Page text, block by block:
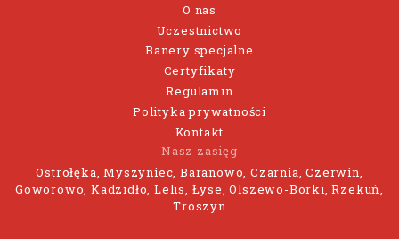
O nas
Uczestnictwo
Banery specjalne
Certyfikaty
Regulamin
Polityka prywatności
Kontakt
Nasz zasięg
Ostrołęka, Myszyniec, Baranowo, Czarnia, Czerwin,
Goworowo, Kadzidło, Lelis, Łyse, Olszewo-Borki, Rzekuń,
Troszyn